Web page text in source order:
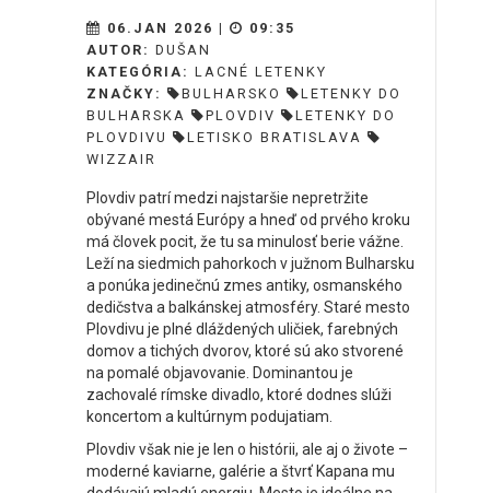
06.JAN 2026 |
09:35
AUTOR: DUŠAN
KATEGÓRIA: LACNÉ LETENKY
ZNAČKY:
BULHARSKO
LETENKY DO
BULHARSKA
PLOVDIV
LETENKY DO
PLOVDIVU
LETISKO BRATISLAVA
WIZZAIR
Plovdiv patrí medzi najstaršie nepretržite
obývané mestá Európy a hneď od prvého kroku
má človek pocit, že tu sa minulosť berie vážne.
Leží na siedmich pahorkoch v južnom Bulharsku
a ponúka jedinečnú zmes antiky, osmanského
dedičstva a balkánskej atmosféry. Staré mesto
Plovdivu je plné dláždených uličiek, farebných
domov a tichých dvorov, ktoré sú ako stvorené
na pomalé objavovanie. Dominantou je
zachovalé rímske divadlo, ktoré dodnes slúži
koncertom a kultúrnym podujatiam.
Plovdiv však nie je len o histórii, ale aj o živote –
moderné kaviarne, galérie a štvrť Kapana mu